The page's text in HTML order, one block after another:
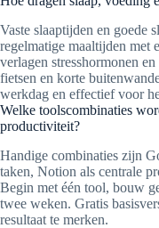
Vaste slaaptijden en goede
regelmatige maaltijden met
verlagen stresshormonen
fietsen en korte
werkdag en effectief voor
Welke toolscombinaties
productiviteit?
Handige combinaties zijn
taken, Notion als centrale
Begin met één tool, bouw
twee weken. Gratis
resultaat te merken.